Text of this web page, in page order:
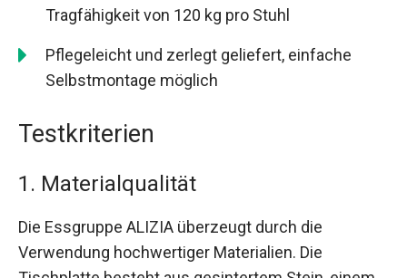
Tragfähigkeit von 120 kg pro Stuhl
Pflegeleicht und zerlegt geliefert, einfache
Selbstmontage möglich
Testkriterien
1. Materialqualität
Die Essgruppe ALIZIA überzeugt durch die
Verwendung hochwertiger Materialien. Die